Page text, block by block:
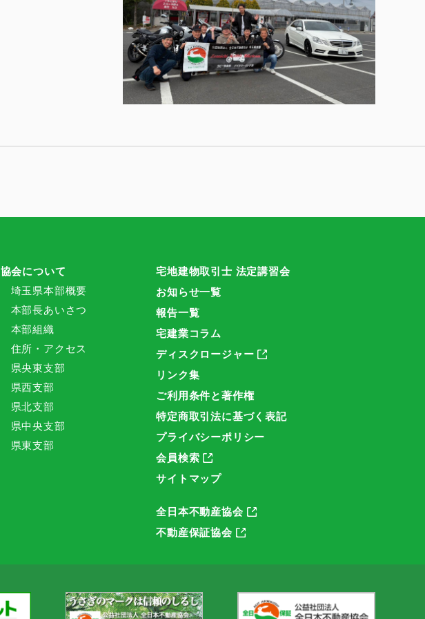
協会について
埼玉県本部概要
本部長あいさつ
本部組織
住所・アクセス
県央東支部
県西支部
県北支部
県中央支部
県東支部
宅地建物取引士 法定講習会
お知らせ一覧
報告一覧
宅建業コラム
ディスクロージャー
リンク集
ご利用条件と著作権
特定商取引法に基づく表記
プライバシーポリシー
会員検索
サイトマップ
全日本不動産協会
不動産保証協会